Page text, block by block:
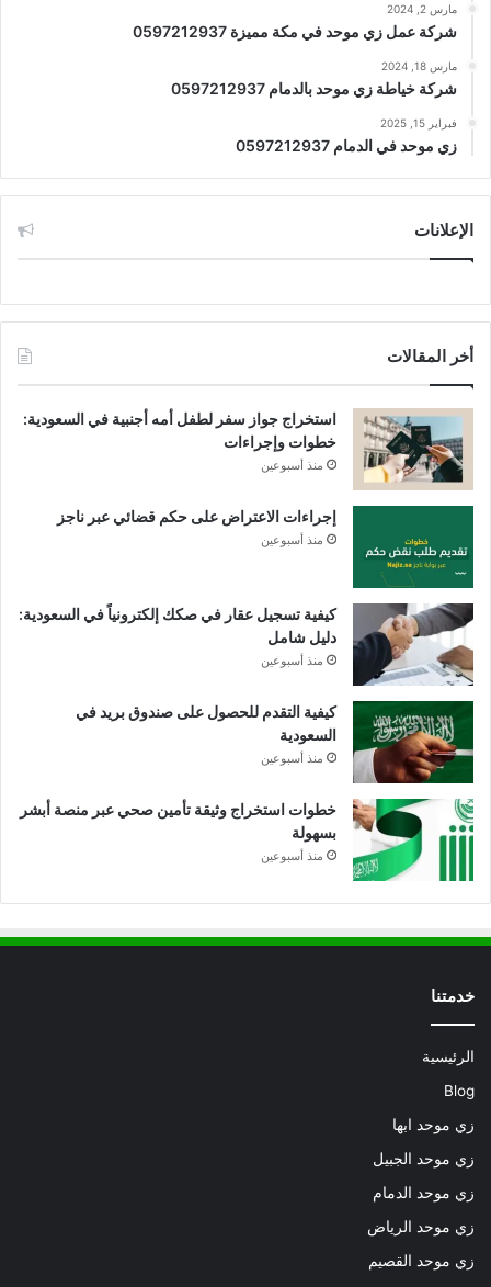
مارس 2, 2024
شركة عمل زي موحد في مكة مميزة 0597212937
مارس 18, 2024
شركة خياطة زي موحد بالدمام 0597212937
فبراير 15, 2025
زي موحد في الدمام 0597212937
الإعلانات
أخر المقالات
استخراج جواز سفر لطفل أمه أجنبية في السعودية:
خطوات وإجراءات
منذ أسبوعين
إجراءات الاعتراض على حكم قضائي عبر ناجز
منذ أسبوعين
كيفية تسجيل عقار في صكك إلكترونياً في السعودية:
دليل شامل
منذ أسبوعين
كيفية التقدم للحصول على صندوق بريد في
السعودية
منذ أسبوعين
خطوات استخراج وثيقة تأمين صحي عبر منصة أبشر
بسهولة
منذ أسبوعين
خدمتنا
الرئيسية
Blog
زي موحد ابها
زي موحد الجبيل
زي موحد الدمام
زي موحد الرياض
زي موحد القصيم